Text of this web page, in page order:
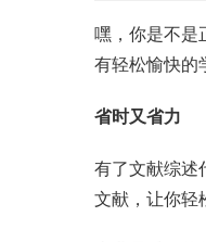
嘿，你是不是
有轻松愉快的
省时又省力
有了文献综述
文献，让你轻